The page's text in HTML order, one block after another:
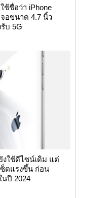
ช้ชื่อว่า iPhone
อขนาด 4.7 นิ้ว
บ 5G
งใช้ดีไซน์เดิม แต่
ซ็ตแรงขึ้น ก่อน
ปี 2024